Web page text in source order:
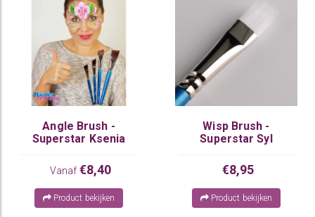
Angle Brush -
Superstar Ksenia
Vanaf €8,40
Product bekijken
Wisp Brush -
Superstar Syl
€8,95
Product bekijken